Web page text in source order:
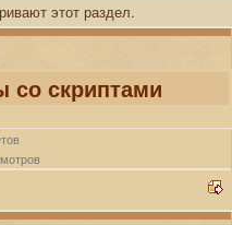
этот раздел.
скриптами